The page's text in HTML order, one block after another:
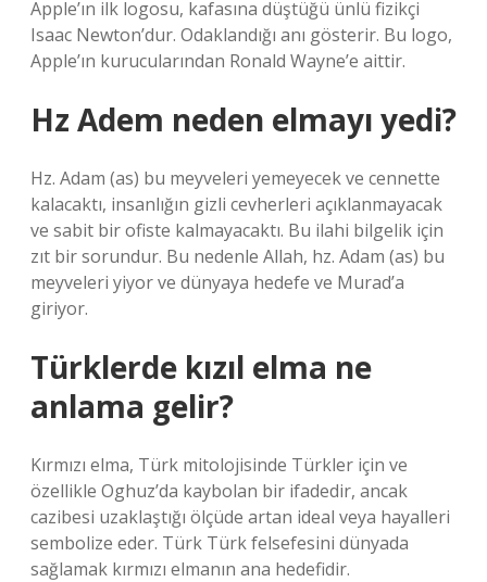
Apple’ın ilk logosu, kafasına düştüğü ünlü fizikçi
Isaac Newton’dur. Odaklandığı anı gösterir. Bu logo,
Apple’ın kurucularından Ronald Wayne’e aittir.
Hz Adem neden elmayı yedi?
Hz. Adam (as) bu meyveleri yemeyecek ve cennette
kalacaktı, insanlığın gizli cevherleri açıklanmayacak
ve sabit bir ofiste kalmayacaktı. Bu ilahi bilgelik için
zıt bir sorundur. Bu nedenle Allah, hz. Adam (as) bu
meyveleri yiyor ve dünyaya hedefe ve Murad’a
giriyor.
Türklerde kızıl elma ne
anlama gelir?
Kırmızı elma, Türk mitolojisinde Türkler için ve
özellikle Oghuz’da kaybolan bir ifadedir, ancak
cazibesi uzaklaştığı ölçüde artan ideal veya hayalleri
sembolize eder. Türk Türk felsefesini dünyada
sağlamak kırmızı elmanın ana hedefidir.